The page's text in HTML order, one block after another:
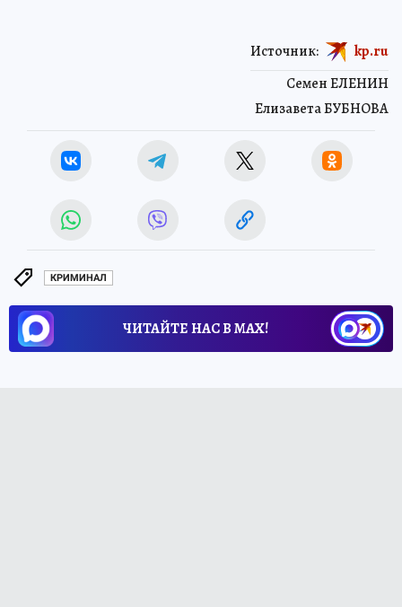
Семен ЕЛЕНИН
Елизавета БУБНОВА
Источник: kp.ru
КРИМИНАЛ
ЧИТАЙТЕ НАС В МАХ!